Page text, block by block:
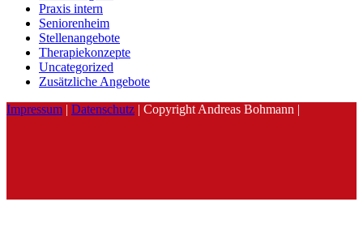
Praxis intern
Seniorenheim
Stellenangebote
Therapiekonzepte
Uncategorized
Zusätzliche Angebote
Impressum | Datenschutz | Copyright Andreas Bohmann |